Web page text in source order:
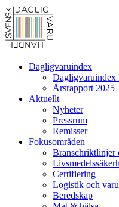
Dagligvaruindex
Dagligvaruindex
Årsrapport 2025
Aktuellt
Nyheter
Pressrum
Remisser
Fokusområden
Branschriktlinjer
Certifiering
Logistik och
Beredskap